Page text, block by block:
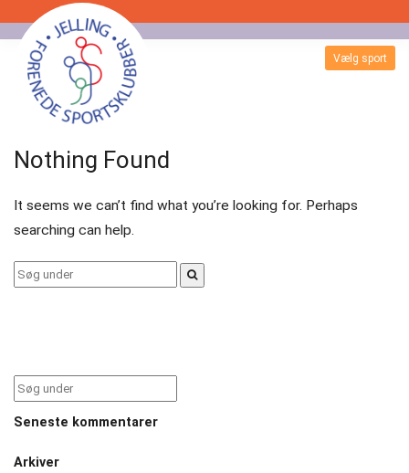
Badminton
Bordtennis
Esport
Fitness
Gymnastik
Håndbold
Vælg sport
Skip
content
Nothing Found
It seems we can’t find what you’re looking for. Perhaps
searching can help.
Search
for:
Search
for:
Seneste kommentarer
Arkiver